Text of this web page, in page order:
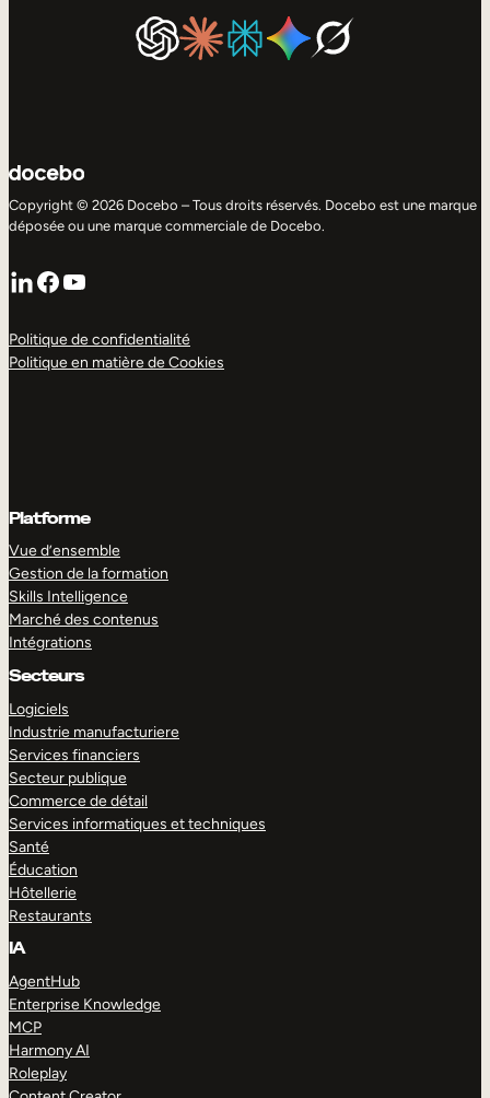
Copyright © 2026 Docebo – Tous droits réservés. Docebo est une marque
déposée ou une marque commerciale de Docebo.
LinkedIn
Facebook
YouTube
Politique de confidentialité
Politique en matière de Cookies
Platforme
Vue d’ensemble
Gestion de la formation
Skills Intelligence
Marché des contenus
Intégrations
Secteurs
Logiciels
Industrie manufacturiere
Services financiers
Secteur publique
Commerce de détail
Services informatiques et techniques
Santé
Éducation
Hôtellerie
Restaurants
IA
AgentHub
Enterprise Knowledge
MCP
Harmony AI
Roleplay